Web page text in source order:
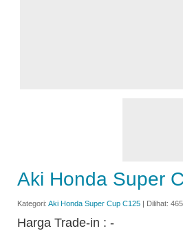
Aki Honda Super
Kategori: Aki Honda Super Cup C125 | Dilihat:
Harga Trade-in : -